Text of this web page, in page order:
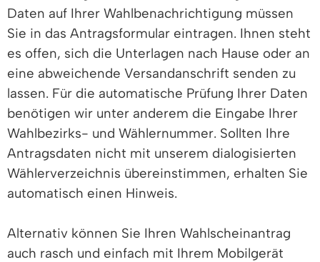
Daten auf Ihrer Wahlbenachrichtigung müssen
Sie in das Antragsformular eintragen. Ihnen steht
es offen, sich die Unterlagen nach Hause oder an
eine abweichende Versandanschrift senden zu
lassen. Für die automatische Prüfung Ihrer Daten
benötigen wir unter anderem die Eingabe Ihrer
Wahlbezirks- und Wählernummer. Sollten Ihre
Antragsdaten nicht mit unserem dialogisierten
Wählerverzeichnis übereinstimmen, erhalten Sie
automatisch einen Hinweis.
Alternativ können Sie Ihren Wahlscheinantrag
auch rasch und einfach mit Ihrem Mobilgerät